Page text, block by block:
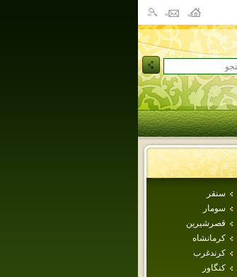
سنقر
سومار
قصرشيرين
كرمانشاه
كرندغرب
كنگاور